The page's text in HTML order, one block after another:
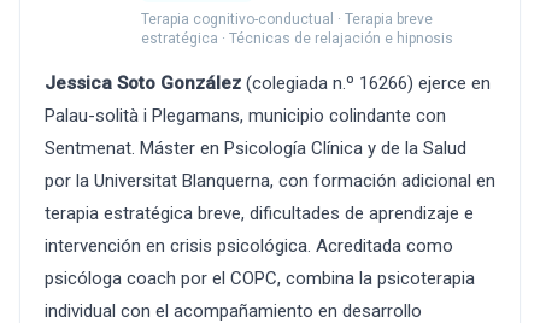
Terapia cognitivo-conductual · Terapia breve
estratégica · Técnicas de relajación e hipnosis
Jessica Soto González (colegiada n.º 16266) ejerce en
Palau-solità i Plegamans, municipio colindante con
Sentmenat. Máster en Psicología Clínica y de la Salud
por la Universitat Blanquerna, con formación adicional en
terapia estratégica breve, dificultades de aprendizaje e
intervención en crisis psicológica. Acreditada como
psicóloga coach por el COPC, combina la psicoterapia
individual con el acompañamiento en desarrollo